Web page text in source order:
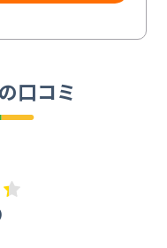
口コミ